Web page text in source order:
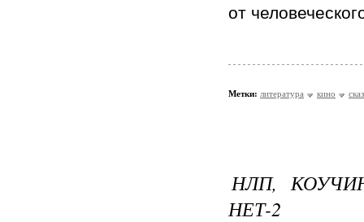
от
Метки: литература кино
НЛП,
НЕТ-2